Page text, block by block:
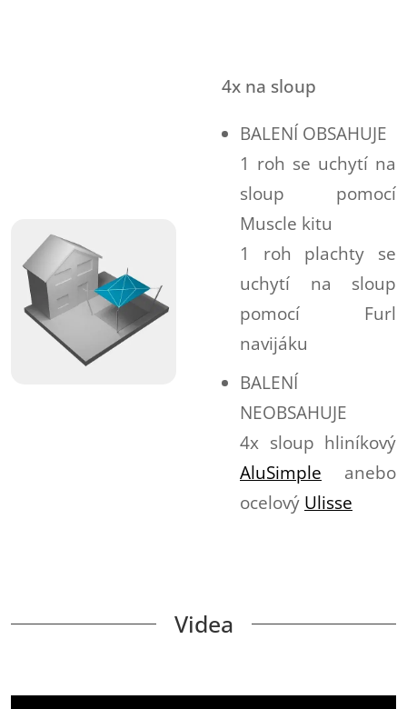
4x na sloup
BALENÍ OBSAHUJE
1 roh se uchytí na
sloup pomocí
Muscle kitu
1 roh plachty se
uchytí na sloup
pomocí Furl
navijáku
BALENÍ
NEOBSAHUJE
4x sloup hliníkový
AluSimple anebo
ocelový Ulisse
Videa